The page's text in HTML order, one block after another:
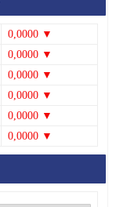
0,0000 ▼
0,0000 ▼
0,0000 ▼
0,0000 ▼
0,0000 ▼
0,0000 ▼